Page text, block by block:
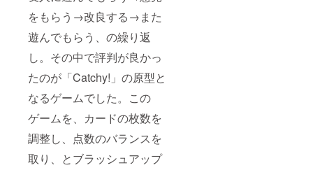
をもらう→改良する→また
遊んでもらう、の繰り返
し。その中で評判が良かっ
たのが「Catchy!」の原型と
なるゲームでした。この
ゲームを、カードの枚数を
調整し、点数のバランスを
取り、とブラッシュアップ